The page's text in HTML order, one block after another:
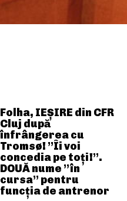
Folha, IEȘIRE din CFR
Cluj după
înfrângerea cu
Tromsø! ”Îi voi
concedia pe toți!”.
DOUĂ nume ”în
cursa” pentru
funcția de antrenor